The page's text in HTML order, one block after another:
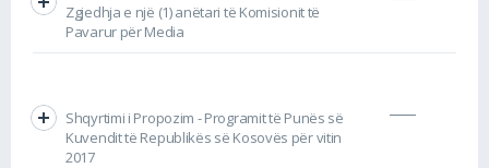
Zgjedhja e një (1) anëtari të Komisionit të
Pavarur për Media
Shqyrtimi i Propozim - Programit të Punës së
Kuvendit të Republikës së Kosovës për vitin
2017